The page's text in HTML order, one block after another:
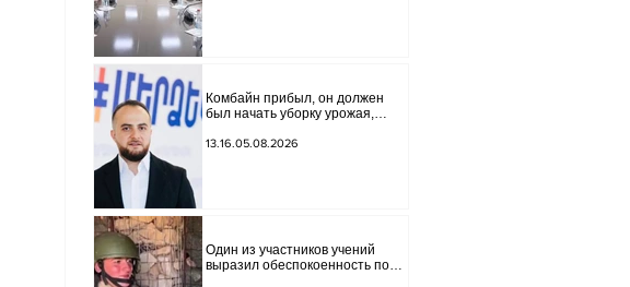
Комбайн прибыл, он должен
был начать уборку урожая,
постановление о запрете
13.16.05.08.2026
Один из участников учений
выразил обеспокоенность по